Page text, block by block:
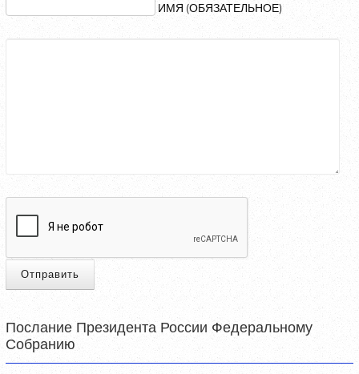
ИМЯ (ОБЯЗАТЕЛЬНОЕ)
Отправить
Послание Президента России Федеральному
Собранию